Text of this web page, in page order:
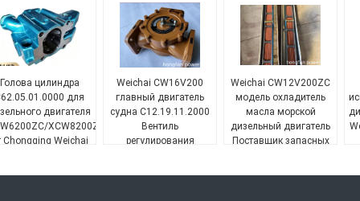
Голова цилиндра
для
двигателя
XCW8200ZC
Chongqing Weichai
Weichai CW16V200
главный двигатель
судна C12.19.11.2000
Вентиль
регулирования
Weichai CW12V200ZC
модель охладитель
масла морской
дизельный двигатель
Поставщик запасных